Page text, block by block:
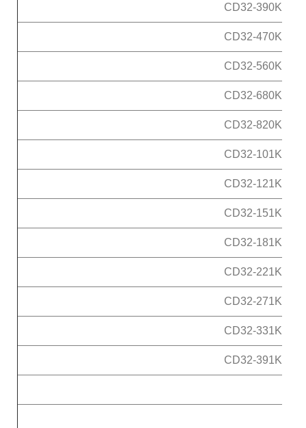
CD32-390K
CD32-470K
CD32-560K
CD32-680K
CD32-820K
CD32-101K
CD32-121K
CD32-151K
CD32-181K
CD32-221K
CD32-271K
CD32-331K
CD32-391K